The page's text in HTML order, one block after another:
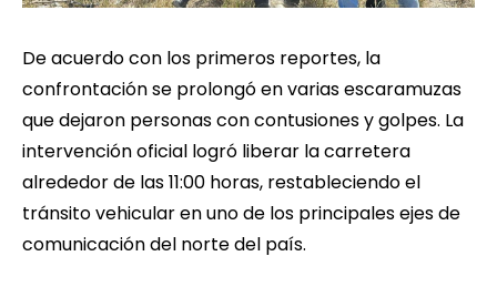
De acuerdo con los primeros reportes, la
confrontación se prolongó en varias escaramuzas
que dejaron personas con contusiones y golpes. La
intervención oficial logró liberar la carretera
alrededor de las 11:00 horas, restableciendo el
tránsito vehicular en uno de los principales ejes de
comunicación del norte del país.